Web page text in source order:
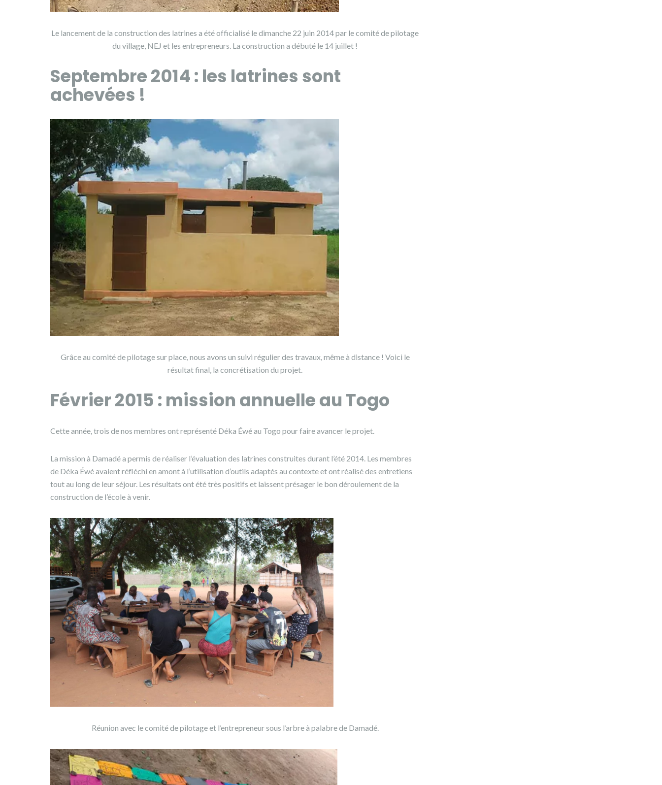
Le lancement de la construction des latrines a été officialisé le dimanche 22 juin 2014 par le comité de pilotage
du village, NEJ et les entrepreneurs. La construction a débuté le 14 juillet !
Septembre 2014 : les latrines sont
achevées !
Grâce au comité de pilotage sur place, nous avons un suivi régulier des travaux, même à distance ! Voici le
résultat final, la concrétisation du projet.
Février 2015 : mission annuelle au Togo
Cette année, trois de nos membres ont représenté Déka Éwé au Togo pour faire avancer le projet.
La mission à Damadé a permis de réaliser l’évaluation des latrines construites durant l’été 2014. Les membres
de Déka Éwé avaient réfléchi en amont à l’utilisation d’outils adaptés au contexte et ont réalisé des entretiens
tout au long de leur séjour. Les résultats ont été très positifs et laissent présager le bon déroulement de la
construction de l’école à venir.
Réunion avec le comité de pilotage et l’entrepreneur sous l’arbre à palabre de Damadé.